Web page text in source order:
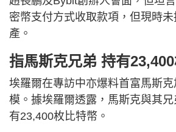
密幣支付方式收取款項，但現時
產。
指馬斯克兄弟 持有
埃羅爾在專訪中亦爆料首富馬斯
模。據埃羅爾透露，馬斯克與其
有23,400枚比特幣。